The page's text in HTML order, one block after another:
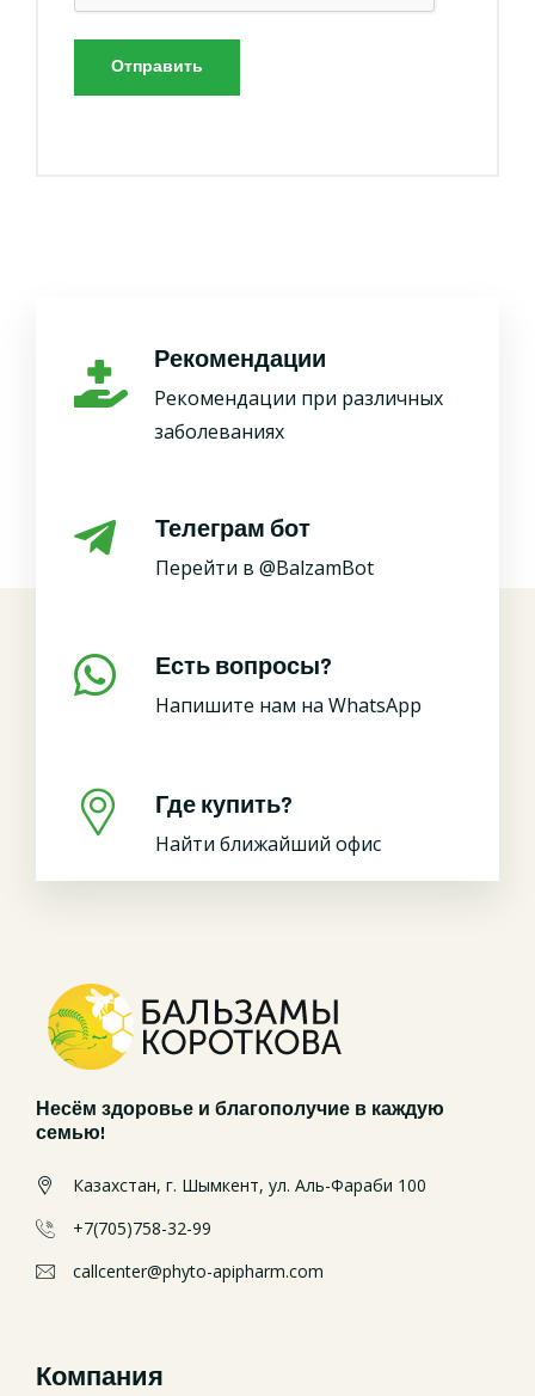
Отправить
Рекомендации
Рекомендации при различных
заболеваниях
Телеграм бот
Перейти в @BalzamBot
Есть вопросы?
Напишите нам на WhatsApp
Где купить?
Найти ближайший офис
Несём здоровье и благополучие в каждую
семью!
Казахстан, г. Шымкент, ул. Аль-Фараби 100
+7(705)758-32-99
callcenter@phyto-apipharm.com
Компания